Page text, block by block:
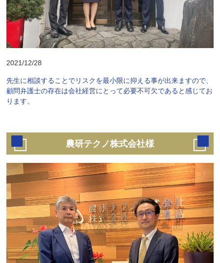
2021/12/28
先生に相談することでリスクを最小限に抑える事が出来ますので、
顧問弁護士の存在は会社経営にとって必要不可欠であると感じてお
ります。
農研テクノ株式会社様